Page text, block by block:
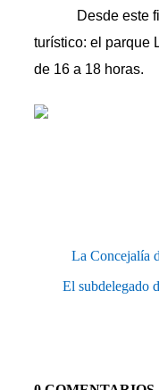
Desde este fin
turístico: el parque
de 16 a 18 horas.
La Concejalía
El subdelegado